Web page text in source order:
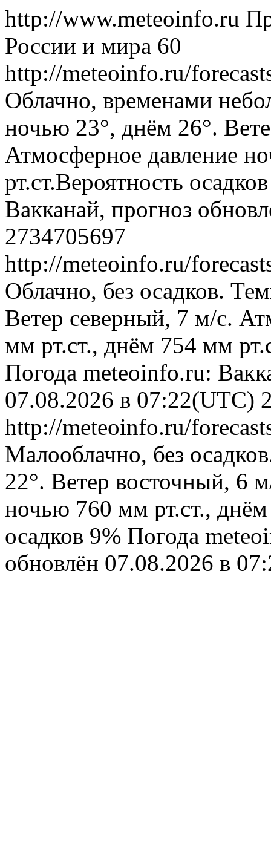
http://www.meteoinfo.ru
России и мира 60
http://meteoinfo.ru/
Облачно, временами
ночью 23°, днём 26°.
Атмосферное давление
рт.ст.Вероятность
Вакканай, прогноз
2734705697
http://meteoinfo.ru/
Облачно, без осадков.
Ветер северный, 7 м/с.
мм рт.ст., днём 754 мм
Погода meteoinfo.ru:
07.08.2026 в 07:22(UTC)
http://meteoinfo.ru/
Малооблачно, без
22°. Ветер восточный, 6
ночью 760 мм рт.ст.,
осадков 9% Погода
обновлён 07.08.2026 в